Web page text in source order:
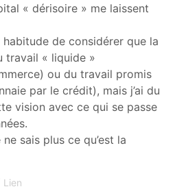
« dérisoire » me laissent
habitude de considérer que la
travail « liquide »
ou du travail promis
par le crédit), mais j’ai du
vision avec ce qui se passe
sais plus ce qu’est la
Lien